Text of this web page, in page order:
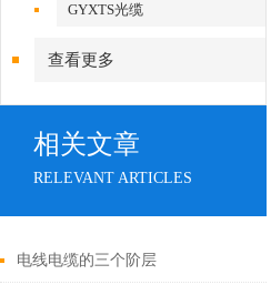
GYXTS光缆
查看更多
相关文章
RELEVANT ARTICLES
电线电缆的三个阶层